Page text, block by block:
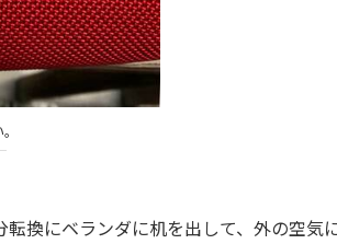
換にベランダに机を出して、外の空気